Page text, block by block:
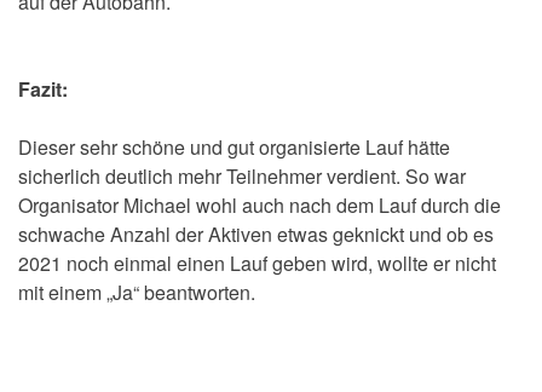
Fazit:
Dieser sehr schöne und gut organisierte Lauf hätte
sicherlich deutlich mehr Teilnehmer verdient. So war
Organisator Michael wohl auch nach dem Lauf durch die
schwache Anzahl der Aktiven etwas geknickt und ob es
2021 noch einmal einen Lauf geben wird, wollte er nicht
mit einem „Ja“ beantworten.